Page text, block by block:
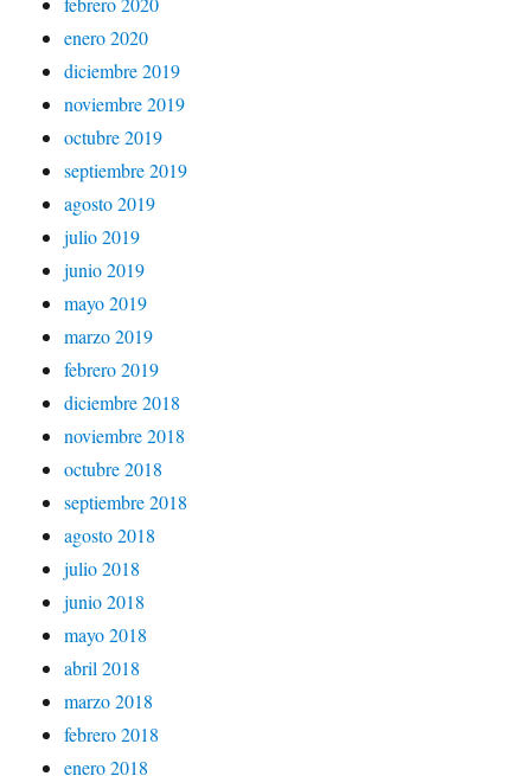
enero 2020
diciembre 2019
noviembre 2019
octubre 2019
septiembre 2019
agosto 2019
julio 2019
junio 2019
mayo 2019
marzo 2019
febrero 2019
diciembre 2018
noviembre 2018
octubre 2018
septiembre 2018
agosto 2018
julio 2018
junio 2018
mayo 2018
abril 2018
marzo 2018
febrero 2018
enero 2018